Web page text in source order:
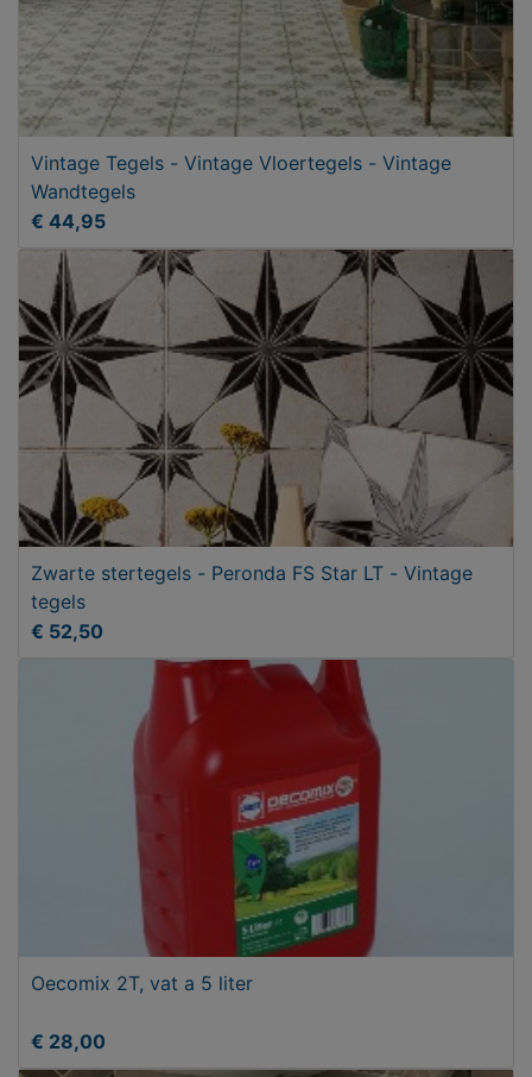
Vintage Tegels - Vintage Vloertegels - Vintage
Wandtegels
€ 44,95
Zwarte stertegels - Peronda FS Star LT - Vintage
tegels
€ 52,50
Oecomix 2T, vat a 5 liter
€ 28,00